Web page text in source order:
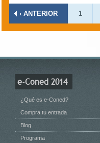
Páginas
‹ ANTERIOR 1
e-Coned 2014
¿Qué es e-Coned?
Compra tu entrada
Blog
Programa